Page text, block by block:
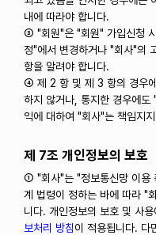
내에 따라야 합니다.
③ "회원"은 "회원" 가입신청
정"에서 변경하거나 "회사"의
항을 알려야 합니다.
④ 제 2 항 및 제 3 항의 경우
하지 않거나, 통지한 경우에도
익에 대하여 "회사"는 책임지
제 7조 개인정보의 보호
① "회사"는 "정보통신망 이용
계 법령이 정하는 바에 따라 "
니다. 개인정보의 보호 및 사
보처리 방침이 적용됩니다. 다